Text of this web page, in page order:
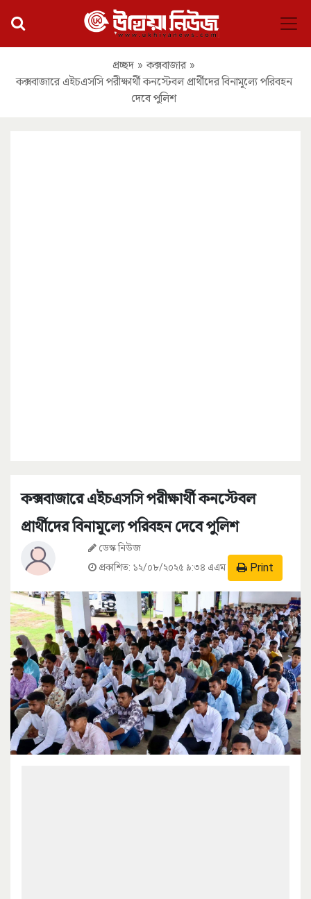
প্রচ্ছদ » কক্সবাজার »
কক্সবাজারে এইচএসসি পরীক্ষার্থী কনস্টেবল প্রার্থীদের বিনামূল্যে পরিবহন
দেবে পুলিশ
কক্সবাজারে এইচএসসি পরীক্ষার্থী কনস্টেবল
প্রার্থীদের বিনামূল্যে পরিবহন দেবে পুলিশ
ডেস্ক নিউজ
প্রকাশিত: ১২/০৮/২০২৫ ৯:৩৪ এএম Print